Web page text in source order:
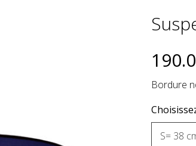
190
Bordure